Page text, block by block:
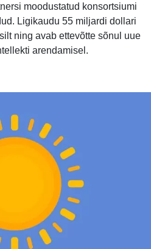
moodustatud konsortsiumi
Ligikaudu 55 miljardi dollari
ning avab ettevõtte sõnul uue
arendamisel.